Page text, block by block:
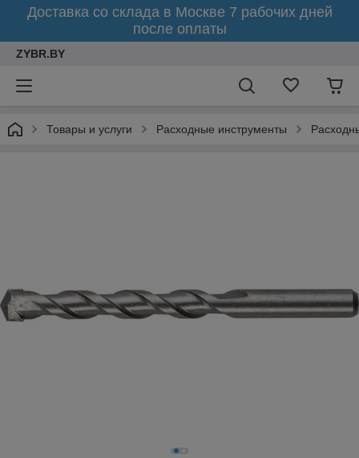
Доставка со склада в Москве 7 рабочих дней
после оплаты
ZYBR.BY
Товары и услуги Расходные инструменты